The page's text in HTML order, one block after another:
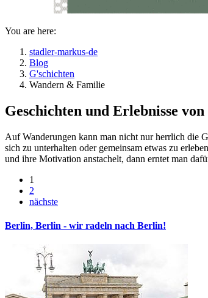
You are here:
stadler-markus-de
Blog
G'schichten
Wandern & Familie
Geschichten und Erlebnisse
Auf Wanderungen kann man nicht nur herrlich die
sich zu unterhalten oder gemeinsam etwas zu
und ihre Motivation anstachelt, dann erntet man
1
2
nächste
Berlin, Berlin - wir radeln nach Berlin!